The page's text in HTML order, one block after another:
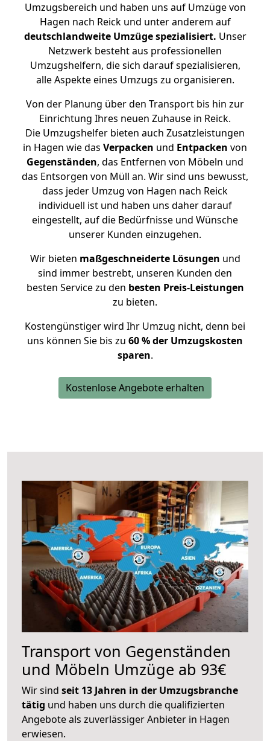
Umzugsbereich und haben uns auf Umzüge von
Hagen nach Reick und unter anderem auf
deutschlandweite Umzüge spezialisiert. Unser
Netzwerk besteht aus professionellen
Umzugshelfern, die sich darauf spezialisieren,
alle Aspekte eines Umzugs zu organisieren.
Von der Planung über den Transport bis hin zur
Einrichtung Ihres neuen Zuhause in Reick.
Die Umzugshelfer bieten auch Zusatzleistungen
in Hagen wie das Verpacken und Entpacken von
Gegenständen, das Entfernen von Möbeln und
das Entsorgen von Müll an. Wir sind uns bewusst,
dass jeder Umzug von Hagen nach Reick
individuell ist und haben uns daher darauf
eingestellt, auf die Bedürfnisse und Wünsche
unserer Kunden einzugehen.
Wir bieten maßgeschneiderte Lösungen und
sind immer bestrebt, unseren Kunden den
besten Service zu den besten Preis-Leistungen
zu bieten.
Kostengünstiger wird Ihr Umzug nicht, denn bei
uns können Sie bis zu 60 % der Umzugskosten
sparen.
Kostenlose Angebote erhalten
Transport von Gegenständen
und Möbeln Umzüge ab 93€
Wir sind seit 13 Jahren in der Umzugsbranche
tätig und haben uns durch die qualifizierten
Angebote als zuverlässiger Anbieter in Hagen
erwiesen.